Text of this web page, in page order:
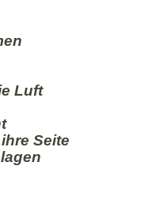
Luft
Seite